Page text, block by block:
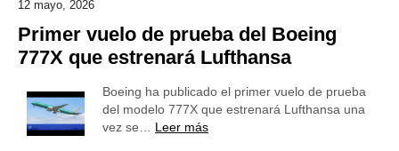
12 mayo, 2026
Primer vuelo de prueba del Boeing
777X que estrenará Lufthansa
Boeing ha publicado el primer vuelo de prueba
del modelo 777X que estrenará Lufthansa una
vez se… Leer más